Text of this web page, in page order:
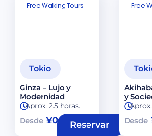
Free Walking Tours
Tokio
Ginza – Lujo y
Modernidad
Aprox. 2.5 horas.
Desde ¥0 Reservar
Free
y
Desde